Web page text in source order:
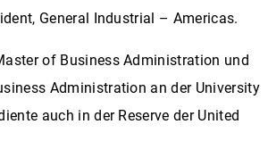
General Industrial – Americas.
of Business Administration und
Administration an der University
auch in der Reserve der United